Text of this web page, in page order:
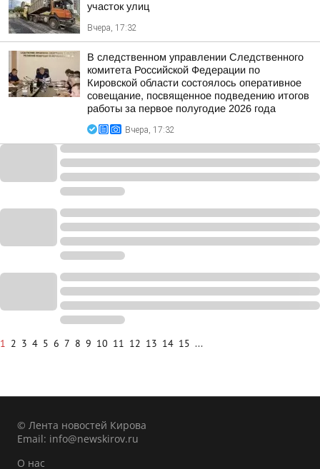
участок улиц
Вчера, 17:32
В следственном управлении Следственного
комитета Российской Федерации по
Кировской области состоялось оперативное
совещание, посвященное подведению итогов
работы за первое полугодие 2026 года
Вчера, 17:32
1 2 3 4 5 6 7 8 9 10 11 12 13 14 15 ...
© Лента новостей Кирова
Email: info@newskirov.ru
О нас